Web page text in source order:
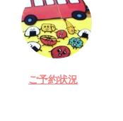
ご予約状況